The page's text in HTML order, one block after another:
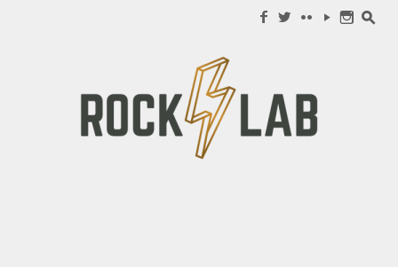
f w c y n s